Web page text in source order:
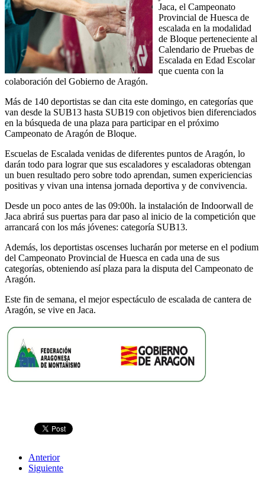
Jaca, el Campeonato
Provincial de Huesca de
escalada en la modalidad
de Bloque perteneciente al
Calendario de Pruebas de
Escalada en Edad Escolar
que cuenta con la
colaboración del Gobierno de Aragón.
Más de 140 deportistas se dan cita este domingo, en categorías que
van desde la SUB13 hasta SUB19 con objetivos bien diferenciados
en la búsqueda de una plaza para participar en el próximo
Campeonato de Aragón de Bloque.
Escuelas de Escalada venidas de diferentes puntos de Aragón, lo
darán todo para lograr que sus escaladores y escaladoras obtengan
un buen resultado pero sobre todo aprendan, sumen expericiencias
positivas y vivan una intensa jornada deportiva y de convivencia.
Desde un poco antes de las 09:00h. la instalación de Indoorwall de
Jaca abrirá sus puertas para dar paso al inicio de la competición que
arrancará con los más jóvenes: categoría SUB13.
Además, los deportistas oscenses lucharán por meterse en el podium
del Campeonato Provincial de Huesca en cada una de sus
categorías, obteniendo así plaza para la disputa del Campeonato de
Aragón.
Este fin de semana, el mejor espectáculo de escalada de cantera de
Aragón, se vive en Jaca.
Anterior
Siguiente